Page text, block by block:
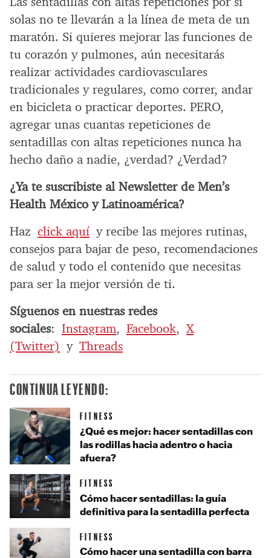
solas no te llevarán a la línea de meta de un
maratón. Si quieres mejorar las funciones de
tu corazón y pulmones, aún necesitarás
realizar actividades cardiovasculares
tradicionales y regulares, como correr, andar
en bicicleta o practicar deportes. PERO,
agregar unas cuantas repeticiones de
sentadillas con altas repeticiones nunca ha
hecho daño a nadie, ¿verdad? ¿Verdad?
¿Ya te suscribiste al Newsletter de Men’s
Health México y Latinoamérica?
Haz click aquí y recibe las mejores rutinas,
consejos para bajar de peso, recomendaciones
de salud y todo el contenido que necesitas
para ser la mejor versión de ti.
Síguenos en nuestras redes
sociales: Instagram, Facebook,X
(Twitter) y Threads
CONTINUA LEYENDO:
FITNESS
¿Qué es mejor: hacer sentadillas con
las rodillas hacia adentro o hacia
afuera?
FITNESS
Cómo hacer sentadillas: la guía
definitiva para la sentadilla perfecta
FITNESS
Cómo hacer una sentadilla con barra